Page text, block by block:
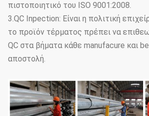
πιστοποιητικό του ISO 9001:2008.
3.QC Inpection: Είναι η πολιτική
το προϊόν τέρματος πρέπει να
QC στα βήματα κάθε manufacure και
αποστολή.